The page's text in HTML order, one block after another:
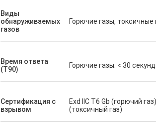
Виды
обнаруживаемых
газов
Горючие газы,
Время ответа
(T90)
Горючие газы: < 30 секунд
Сертификация с
взрывом
Exd IIC T6 Gb (горючий
(токсичный газ)